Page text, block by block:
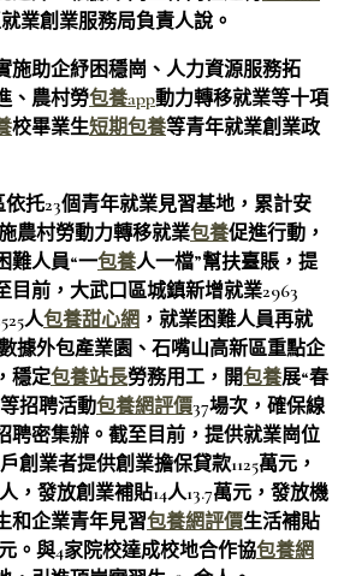
業創業服務局負責人說。
施助企紓困穩崗、人力資源服務拓
、農村勞包養app動力轉移就業等十項
校畢業生短期包養等青年就業創業政
依托23個青年就業見習基地，累計安
農村勞動力轉移就業包養促進行動，
難人員“一包養人一檔”幫扶臺賬，提
目前，大武口區城鎮新增就業2963
人包養甜心網 ，就業困難人員再就
據外包產業園、石嘴山高新區重點企
穩定包養站長勞務用工，開包養展“春
招聘活動包養網評價37場次，確保線
聘密集辦。截至目前，提供就業崗位
創業者提供創業擔保貸款1125萬元，
，發放創業補貼14人13.7萬元，發放機
和企業青年見習包養網評價生活補貼
元。與4家院校達成校地合作協包養網